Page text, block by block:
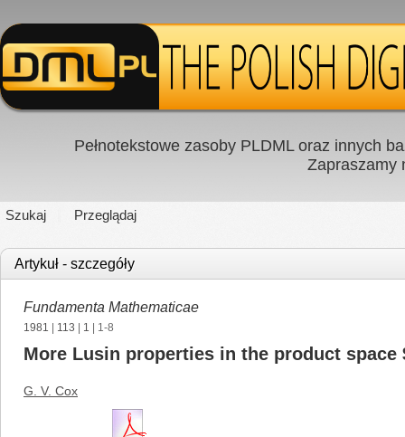
Pełnotekstowe zasoby PLDML oraz innych
Zapraszamy
Szukaj Przeglądaj
Artykuł - szczegóły
Fundamenta Mathematicae
1981 113 1 | 1-8
More Lusin properties in the product space
G. V. Cox